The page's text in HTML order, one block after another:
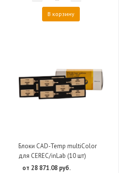
В корзину
Блоки CAD-Temp multiColor
для CEREC/inLab (10 шт)
от 28 871.08 руб.